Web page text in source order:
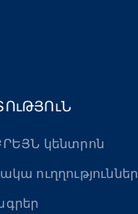
կենտրոն
ուղղություններ